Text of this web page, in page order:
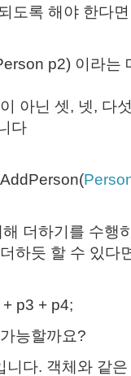
도록 해야 한다
p2) 이라는
아닌 셋, 넷, 다
다
해 더하기를 수행
하듯 할 수 있다
p3 + p4;
능할까요?
니다. 객체와 같